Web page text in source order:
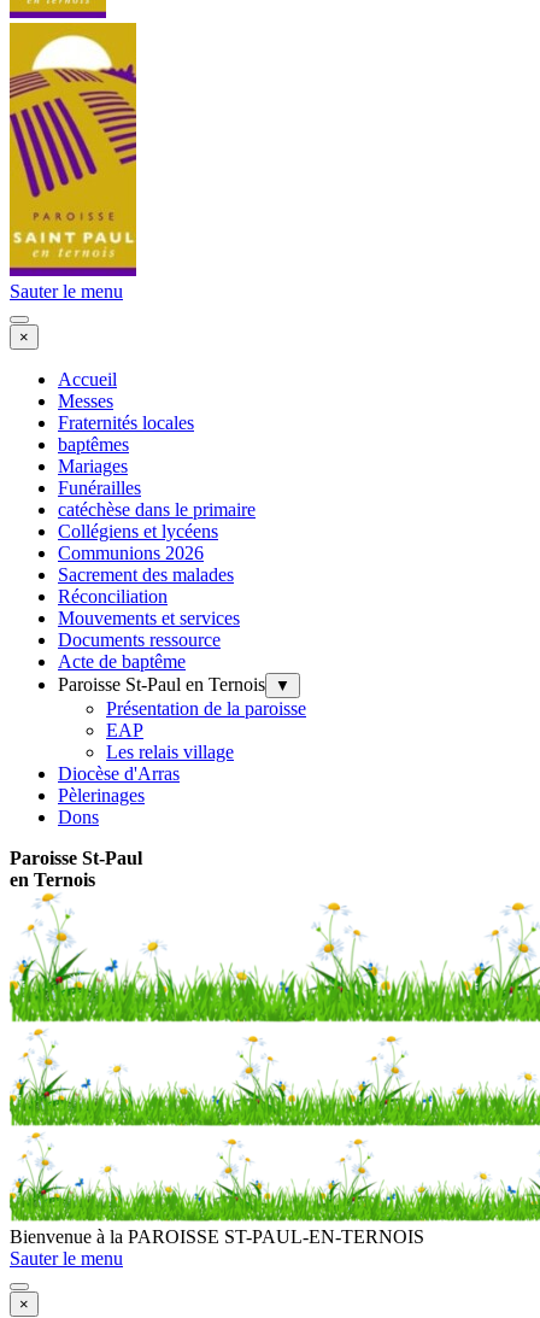
Sauter le menu
×
Accueil
Messes
Fraternités locales
baptêmes
Mariages
Funérailles
catéchèse dans le primaire
Collégiens et lycéens
Communions 2026
Sacrement des malades
Réconciliation
Mouvements et services
Documents ressource
Acte de baptême
Paroisse St-Paul en Ternois
▼
Présentation de la paroisse
EAP
Les relais village
Diocèse d'Arras
Pèlerinages
Dons
Paroisse St-Paul
en Ternois
Bienvenue à la PAROISSE ST-PAUL-EN-TERNOIS
Sauter le menu
×